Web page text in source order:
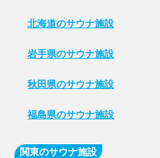
北海道のサウナ施設
岩手県のサウナ施設
秋田県のサウナ施設
福島県のサウナ施設
関東のサウナ施設